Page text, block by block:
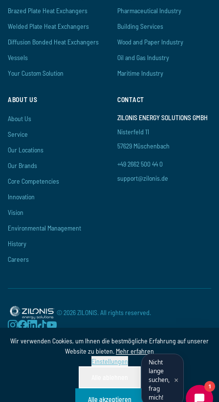
Brazed Plate Heat Exchangers
Welded Plate Heat Exchangers
Diffusion Bonded Heat Exchangers
Vessels
Your Custom Solution
Pharmaceutical Industry
Building Services
Wood and Paper Industry
Oil and Gas Industry
Maritime Industry
ABOUT US
About Us
Service
Our Locations
Our Brands
Core Competencies
Innovation
Vision
Environmental Management
History
Careers
CONTACT
ZILONIS ENERGY SOLUTIONS GMBH
Nisterfeld 11
57629 Müschenbach
+49 2662 500 44 0
support@zilonis.de
©2026ZILONIS. All rights reserved.
Privacy PolicyTerms and Conditions Imprint
Wir verwenden Cookies, um Ihnen die bestmögliche Erfahrung auf unserer
Website zu bieten. Mehr erfahren
Einstellungen
Alle akzeptieren
Nicht
lange
suchen,
frag
mich!
×